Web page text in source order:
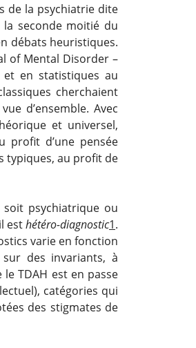
de la psychiatrie dite
la seconde moitié du
débats heuristiques.
of Mental Disorder –
en statistiques au
cherchaient
d’ensemble. Avec
et universel,
profit d’une pensée
typiques, au profit de
soit psychiatrique ou
esthétéro-diagnostic1.
varie en fonction
des invariants, à
le TDAH est en passe
catégories qui
des stigmates de